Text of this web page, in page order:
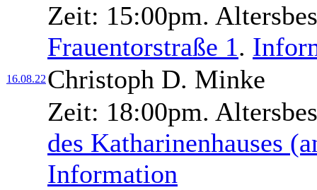
Zeit: 15:00pm.
Frauentorstraße 1.
16.08.22 Christoph D. Minke
Zeit: 18:00pm.
des Katharinenhauses
Information